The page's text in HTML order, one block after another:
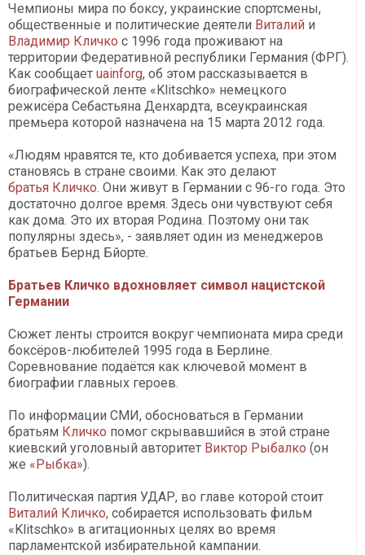
Чемпионы мира по боксу, украинские спортсмены,
общественные и политические деятели Виталий и
Владимир Кличко с 1996 года проживают на
территории Федеративной республики Германия (ФРГ).
Как сообщает uainforg, об этом рассказывается в
биографической ленте «Klitschko» немецкого
режисёра Себастьяна Денхардта, всеукраинская
премьера которой назначена на 15 марта 2012 года.
«Людям нравятся те, кто добивается успеха, при этом
становясь в стране своими. Как это делают
братья Кличко. Они живут в Германии с 96-го года. Это
достаточно долгое время. Здесь они чувствуют себя
как дома. Это их вторая Родина. Поэтому они так
популярны здесь», - заявляет один из менеджеров
братьев Бернд Бйорте.
Братьев Кличко вдохновляет символ нацистской
Германии
Сюжет ленты строится вокруг чемпионата мира среди
боксёров-любителей 1995 года в Берлине.
Соревнование подаётся как ключевой момент в
биографии главных героев.
По информации СМИ, обосноваться в Германии
братьям Кличко помог скрывавшийся в этой стране
киевский уголовный авторитет Виктор Рыбалко (он
же «Рыбка»).
Политическая партия УДАР, во главе которой стоит
Виталий Кличко, собирается использовать фильм
«Klitschko» в агитационных целях во время
парламентской избирательной кампании.